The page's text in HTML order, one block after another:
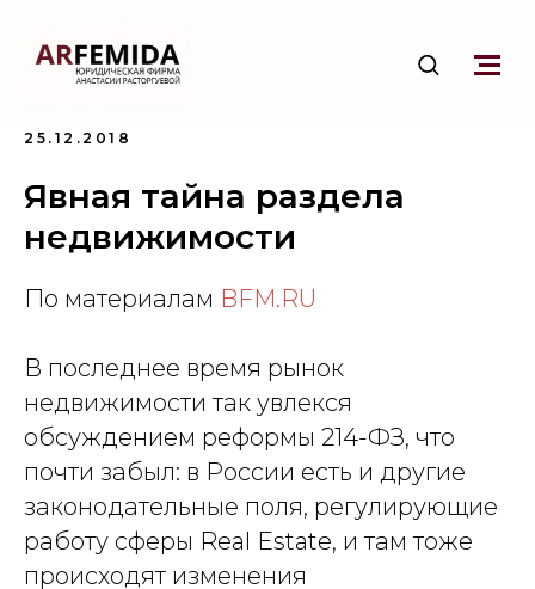
25.12.2018
Явная тайна раздела
недвижимости
По материалам BFM.RU
В последнее время рынок
недвижимости так увлекся
обсуждением реформы 214-ФЗ, что
почти забыл: в России есть и другие
законодательные поля, регулирующие
работу сферы Real Estate, и там тоже
происходят изменения